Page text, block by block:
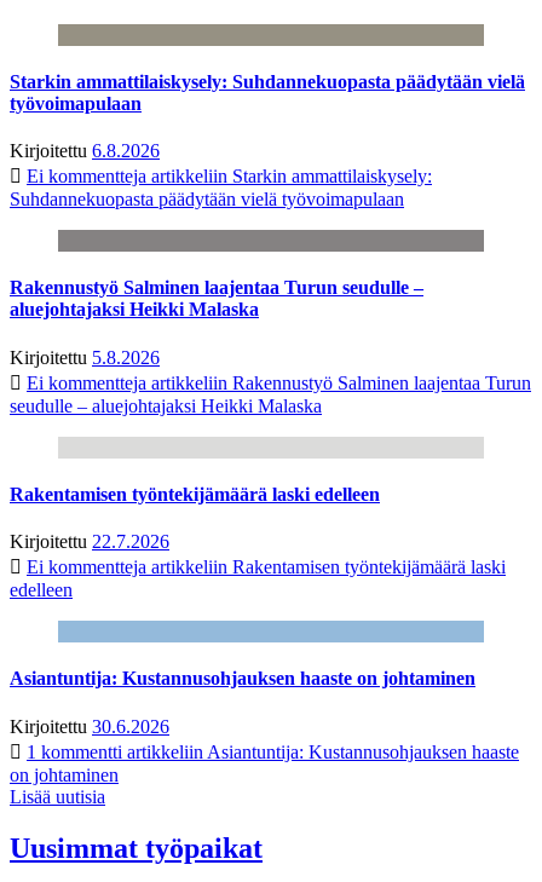
Starkin ammattilaiskysely: Suhdannekuopasta päädytään vielä
työvoimapulaan
Kirjoitettu 6.8.2026
Ei kommentteja artikkeliin Starkin ammattilaiskysely:
Suhdannekuopasta päädytään vielä työvoimapulaan
Rakennustyö Salminen laajentaa Turun seudulle –
aluejohtajaksi Heikki Malaska
Kirjoitettu 5.8.2026
Ei kommentteja artikkeliin Rakennustyö Salminen laajentaa Turun
seudulle – aluejohtajaksi Heikki Malaska
Rakentamisen työntekijämäärä laski edelleen
Kirjoitettu 22.7.2026
Ei kommentteja artikkeliin Rakentamisen työntekijämäärä laski
edelleen
Asiantuntija: Kustannusohjauksen haaste on johtaminen
Kirjoitettu 30.6.2026
1 kommentti artikkeliin Asiantuntija: Kustannusohjauksen haaste
on johtaminen
Lisää uutisia
Uusimmat työpaikat